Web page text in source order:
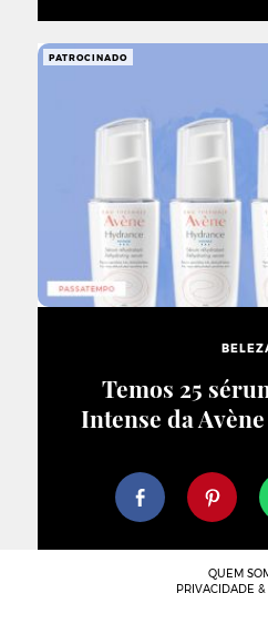
PATROCINADO
Temos 25
Intense da
QUEM
PRIVACIDADE